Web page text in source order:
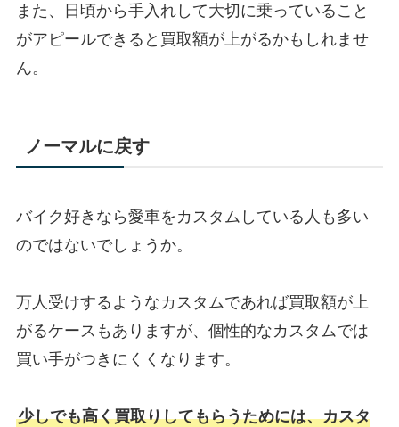
また、日頃から手入れして大切に乗っていること
がアピールできると買取額が上がるかもしれませ
ん。
ノーマルに戻す
バイク好きなら愛車をカスタムしている人も多い
のではないでしょうか。
万人受けするようなカスタムであれば買取額が上
がるケースもありますが、個性的なカスタムでは
買い手がつきにくくなります。
少しでも高く買取りしてもらうためには、カスタ